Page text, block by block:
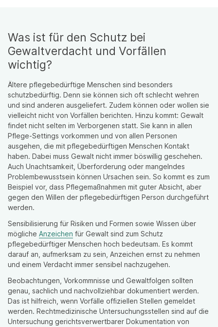
Was ist für den Schutz bei
Gewaltverdacht und Vorfällen
wichtig?
Ältere pflegebedürftige Menschen sind besonders
schutzbedürftig. Denn sie können sich oft schlecht wehren
und sind anderen ausgeliefert. Zudem können oder wollen sie
vielleicht nicht von Vorfällen berichten. Hinzu kommt: Gewalt
findet nicht selten im Verborgenen statt. Sie kann in allen
Pflege-Settings vorkommen und von allen Personen
ausgehen, die mit pflegebedürftigen Menschen Kontakt
haben. Dabei muss Gewalt nicht immer böswillig geschehen.
Auch Unachtsamkeit, Überforderung oder mangelndes
Problembewusstsein können Ursachen sein. So kommt es zum
Beispiel vor, dass Pflegemaßnahmen mit guter Absicht, aber
gegen den Willen der pflegebedürftigen Person durchgeführt
werden.
Sensibilisierung für Risiken und Formen sowie Wissen über
mögliche Anzeichen für Gewalt sind zum Schutz
pflegebedürftiger Menschen hoch bedeutsam. Es kommt
darauf an, aufmerksam zu sein, Anzeichen ernst zu nehmen
und einem Verdacht immer sensibel nachzugehen.
Beobachtungen, Vorkommnisse und Gewaltfolgen sollten
genau, sachlich und nachvollziehbar dokumentiert werden.
Das ist hilfreich, wenn Vorfälle offiziellen Stellen gemeldet
werden. Rechtmedizinische Untersuchungsstellen sind auf die
Untersuchung gerichtsverwertbarer Dokumentation von